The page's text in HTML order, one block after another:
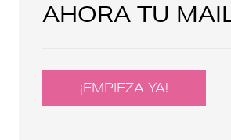
AHORA TU
¡EMPIEZA YA!